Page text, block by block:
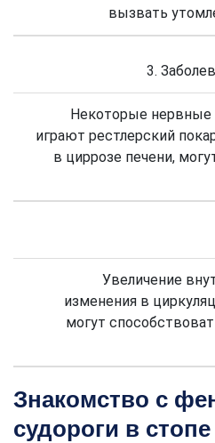
вызвать
3.
Некоторые нервные
играют рестлерский
в циррозе печени,
Увеличение
изменения в
могут
Знакомство с
судороги в стопе